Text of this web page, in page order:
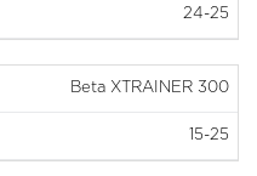
24-25
Beta XTRAINER 300
15-25